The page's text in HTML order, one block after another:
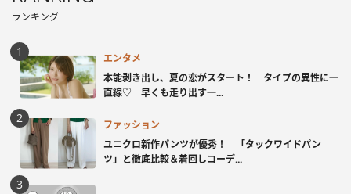
ランキング
エンタメ
本能剥き出し、夏の恋がスタート！ タイプの異性に一
直線♡ 早くも走り出す一...
ファッション
ユニクロ新作パンツが優秀！ 「タックワイドパン
ツ」と徹底比較＆着回しコーデ...